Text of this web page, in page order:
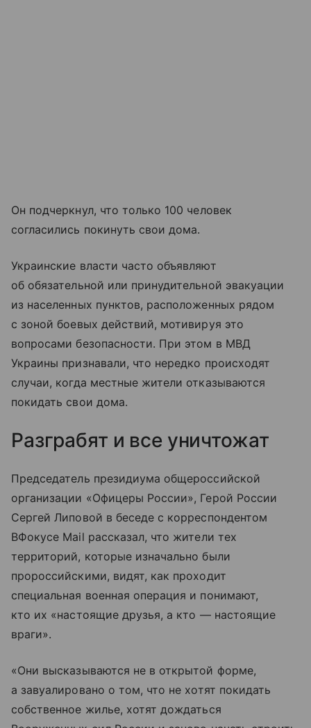
Он подчеркнул, что только 100 человек
согласились покинуть свои дома.
Украинские власти часто объявляют
об обязательной или принудительной эвакуации
из населенных пунктов, расположенных рядом
с зоной боевых действий, мотивируя это
вопросами безопасности. При этом в МВД
Украины признавали, что нередко происходят
случаи, когда местные жители отказываются
покидать свои дома.
Разграбят и все уничтожат
Председатель президиума общероссийской
организации «Офицеры России», Герой России
Сергей Липовой в беседе с корреспондентом
ВФокусе Mail рассказал, что жители тех
территорий, которые изначально были
пророссийскими, видят, как проходит
специальная военная операция и понимают,
кто их «настоящие друзья, а кто — настоящие
враги».
«Они высказываются не в открытой форме,
а завуалировано о том, что не хотят покидать
собственное жилье, хотят дождаться